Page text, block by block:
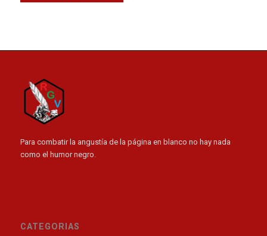
Para combatir la angustía de la página en blanco no hay nada
como el humor negro.
CATEGORIAS